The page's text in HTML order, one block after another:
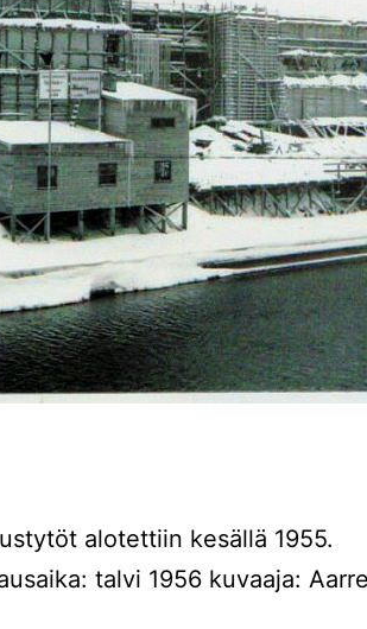
alotettiin kesällä 1955.
talvi 1956 kuvaaja: